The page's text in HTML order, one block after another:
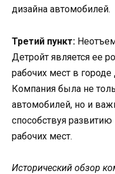
дизайна автомобилей.
Третий пункт:
Детройт является ее
рабочих мест в городе
Компания была не
автомобилей, но и
способствуя
рабочих мест.
Исторический обзор